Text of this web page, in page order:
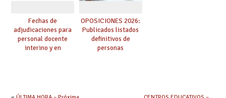
Fechas de
adjudicaciones para
personal docente
interino y en
OPOSICIONES 2026:
Publicados listados
definitivos de
personas